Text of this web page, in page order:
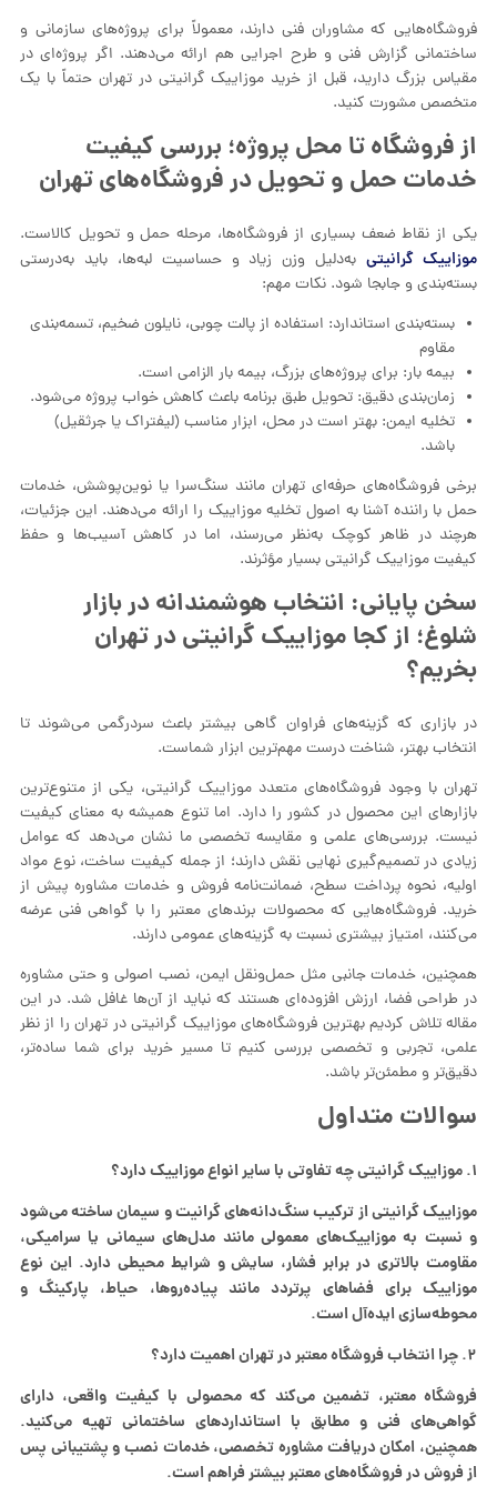
فروشگاه‌هایی که مشاوران فنی دارند، معمولاً برای پروژه‌های سازمانی و
ساختمانی گزارش فنی و طرح اجرایی هم ارائه می‌دهند. اگر پروژه‌ای در
مقیاس بزرگ دارید، قبل از خرید موزاییک گرانیتی در تهران حتماً با یک
متخصص مشورت کنید.
از فروشگاه تا محل پروژه؛ بررسی کیفیت
خدمات حمل و تحویل در فروشگاه‌های تهران
یکی از نقاط ضعف بسیاری از فروشگاه‌ها، مرحله حمل و تحویل کالاست.
موزاییک گرانیتیبه‌دلیل وزن زیاد و حساسیت لبه‌ها، باید به‌درستی
بسته‌بندی و جابجا شود. نکات مهم:
بسته‌بندی استاندارد: استفاده از پالت چوبی، نایلون ضخیم، تسمه‌بندی
مقاوم
بیمه بار: برای پروژه‌های بزرگ، بیمه بار الزامی است.
زمان‌بندی دقیق: تحویل طبق برنامه باعث کاهش خواب پروژه می‌شود.
تخلیه ایمن: بهتر است در محل، ابزار مناسب (لیفتراک یا جرثقیل)
باشد.
برخی فروشگاه‌های حرفه‌ای تهران مانند سنگ‌سرا یا نوین‌پوشش، خدمات
حمل با راننده آشنا به اصول تخلیه موزاییک را ارائه می‌دهند. این جزئیات،
هرچند در ظاهر کوچک به‌نظر می‌رسند، اما در کاهش آسیب‌ها و حفظ
کیفیت موزاییک گرانیتی بسیار مؤثرند.
سخن پایانی: انتخاب هوشمندانه در بازار
شلوغ؛ از کجا موزاییک گرانیتی در تهران
بخریم؟
در بازاری که گزینه‌های فراوان گاهی بیشتر باعث سردرگمی می‌شوند تا
انتخاب بهتر، شناخت درست مهم‌ترین ابزار شماست.
تهران با وجود فروشگاه‌های متعدد موزاییک گرانیتی، یکی از متنوع‌ترین
بازارهای این محصول در کشور را دارد. اما تنوع همیشه به معنای کیفیت
نیست. بررسی‌های علمی و مقایسه تخصصی ما نشان می‌دهد که عوامل
زیادی در تصمیم‌گیری نهایی نقش دارند؛ از جمله کیفیت ساخت، نوع مواد
اولیه، نحوه پرداخت سطح، ضمانت‌نامه فروش و خدمات مشاوره پیش از
خرید. فروشگاه‌هایی که محصولات برندهای معتبر را با گواهی فنی عرضه
می‌کنند، امتیاز بیشتری نسبت به گزینه‌های عمومی دارند.
همچنین، خدمات جانبی مثل حمل‌ونقل ایمن، نصب اصولی و حتی مشاوره
در طراحی فضا، ارزش افزوده‌ای هستند که نباید از آن‌ها غافل شد. در این
مقاله تلاش کردیم بهترین فروشگاه‌های موزاییک گرانیتی در تهران را از نظر
علمی، تجربی و تخصصی بررسی کنیم تا مسیر خرید برای شما ساده‌تر،
دقیق‌تر و مطمئن‌تر باشد.
سوالات متداول
۱. موزاییک گرانیتی چه تفاوتی با سایر انواع موزاییک دارد؟
موزاییک گرانیتی از ترکیب سنگ‌دانه‌های گرانیت و سیمان ساخته می‌شود
و نسبت به موزاییک‌های معمولی مانند مدل‌های سیمانی یا سرامیکی،
مقاومت بالاتری در برابر فشار، سایش و شرایط محیطی دارد. این نوع
موزاییک برای فضاهای پرتردد مانند پیاده‌روها، حیاط، پارکینگ و
محوطه‌سازی ایده‌آل است.
۲. چرا انتخاب فروشگاه معتبر در تهران اهمیت دارد؟
فروشگاه معتبر، تضمین می‌کند که محصولی با کیفیت واقعی، دارای
گواهی‌های فنی و مطابق با استانداردهای ساختمانی تهیه می‌کنید.
همچنین، امکان دریافت مشاوره تخصصی، خدمات نصب و پشتیبانی پس
از فروش در فروشگاه‌های معتبر بیشتر فراهم است.